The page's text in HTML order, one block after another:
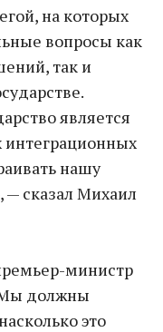
на которых
вопросы как
так и
является
интеграционных
нашу
— сказал Михаил
министр
должны
это